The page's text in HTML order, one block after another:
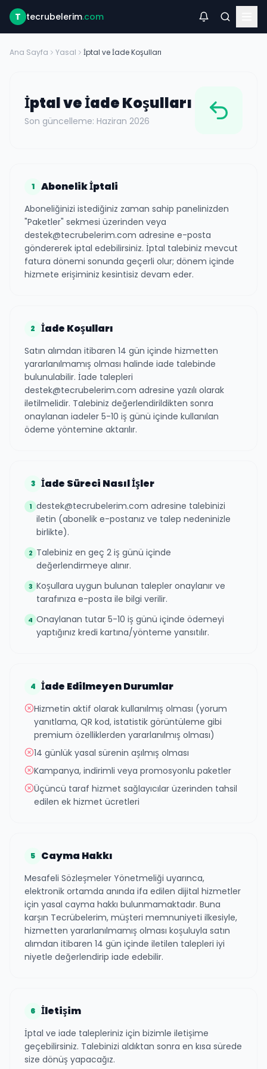
T tecrubelerim.com
Ana Sayfa Yasal İptal ve İade Koşulları
İptal ve İade Koşulları
Son güncelleme: Haziran 2026
1 Abonelik İptali
Aboneliğinizi istediğiniz zaman sahip panelinizden
"Paketler" sekmesi üzerinden veya
destek@tecrubelerim.com adresine e-posta
göndererek iptal edebilirsiniz. İptal talebiniz mevcut
fatura dönemi sonunda geçerli olur; dönem içinde
hizmete erişiminiz kesintisiz devam eder.
2 İade Koşulları
Satın alımdan itibaren 14 gün içinde hizmetten
yararlanılmamış olması halinde iade talebinde
bulunulabilir. İade talepleri
destek@tecrubelerim.com adresine yazılı olarak
iletilmelidir. Talebiniz değerlendirildikten sonra
onaylanan iadeler 5-10 iş günü içinde kullanılan
ödeme yöntemine aktarılır.
3 İade Süreci Nasıl İşler
1 destek@tecrubelerim.com adresine talebinizi
iletin (abonelik e-postanız ve talep nedeninizle
birlikte).
2 Talebiniz en geç 2 iş günü içinde
değerlendirmeye alınır.
3 Koşullara uygun bulunan talepler onaylanır ve
tarafınıza e-posta ile bilgi verilir.
4 Onaylanan tutar 5-10 iş günü içinde ödemeyi
yaptığınız kredi kartına/yönteme yansıtılır.
4 İade Edilmeyen Durumlar
Hizmetin aktif olarak kullanılmış olması (yorum
yanıtlama, QR kod, istatistik görüntüleme gibi
premium özelliklerden yararlanılmış olması)
14 günlük yasal sürenin aşılmış olması
Kampanya, indirimli veya promosyonlu paketler
Üçüncü taraf hizmet sağlayıcılar üzerinden tahsil
edilen ek hizmet ücretleri
5 Cayma Hakkı
Mesafeli Sözleşmeler Yönetmeliği uyarınca,
elektronik ortamda anında ifa edilen dijital hizmetler
için yasal cayma hakkı bulunmamaktadır. Buna
karşın Tecrübelerim, müşteri memnuniyeti ilkesiyle,
hizmetten yararlanılmamış olması koşuluyla satın
alımdan itibaren 14 gün içinde iletilen talepleri iyi
niyetle değerlendirip iade edebilir.
6 İletişim
İptal ve iade talepleriniz için bizimle iletişime
geçebilirsiniz. Talebinizi aldıktan sonra en kısa sürede
size dönüş yapacağız.